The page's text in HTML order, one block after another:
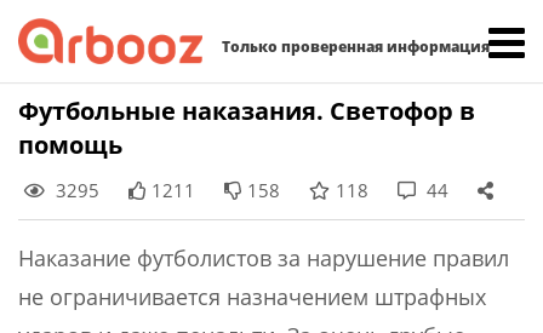
Только проверенная информация
Skip
Футбольные наказания. Светофор в
помощь
3295 1211 158 118 44
Наказание футболистов за нарушение правил
не ограничивается назначением штрафных
Найти: